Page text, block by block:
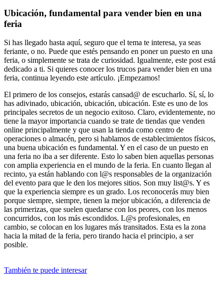
Ubicación, fundamental para vender bien en una
feria
Si has llegado hasta aquí, seguro que el tema te interesa, ya seas
feriante, o no. Puede que estés pensando en poner un puesto en una
feria, o simplemente se trata de curiosidad. Igualmente, este post está
dedicado a ti. Si quieres conocer los trucos para vender bien en una
feria, continua leyendo este artículo. ¡Empezamos!
El primero de los consejos, estarás cansad@ de escucharlo. Sí, sí, lo
has adivinado, ubicación, ubicación, ubicación. Este es uno de los
principales secretos de un negocio exitoso. Claro, evidentemente, no
tiene la mayor importancia cuando se trate de tiendas que venden
online principalmente y que usan la tienda como centro de
operaciones o almacén, pero si hablamos de establecimientos físicos,
una buena ubicación es fundamental. Y en el caso de un puesto en
una feria no iba a ser diferente. Esto lo saben bien aquellas personas
con amplia experiencia en el mundo de la feria. En cuanto llegan al
recinto, ya están hablando con l@s responsables de la organización
del evento para que le den los mejores sitios. Son muy list@s. Y es
que la experiencia siempre es un grado. Los reconocerás muy bien
porque siempre, siempre, tienen la mejor ubicación, a diferencia de
las primerizas, que suelen quedarse con los peores, con los menos
concurridos, con los más escondidos. L@s profesionales, en
cambio, se colocan en los lugares más transitados. Esta es la zona
hacia la mitad de la feria, pero tirando hacia el principio, a ser
posible.
También te puede interesar